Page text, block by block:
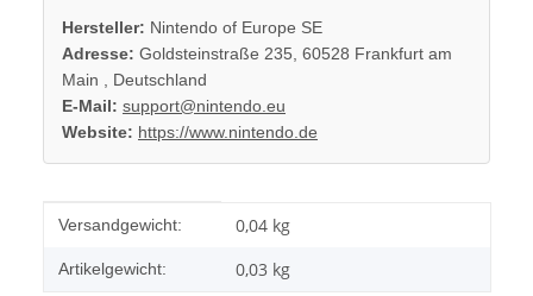
Hersteller: Nintendo of Europe SE
Adresse: Goldsteinstraße 235, 60528 Frankfurt am
Main , Deutschland
E-Mail: support@nintendo.eu
Website: https://www.nintendo.de
Produkteigenschaft
Wert
Versandgewicht: 0,04 kg
Artikelgewicht: 0,03 kg